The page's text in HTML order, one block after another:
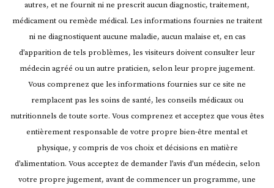
autres, et ne fournit ni ne prescrit aucun diagnostic, traitement,
médicament ou remède médical. Les informations fournies ne traitent
ni ne diagnostiquent aucune maladie, aucun malaise et, en cas
d’apparition de tels problèmes, les visiteurs doivent consulter leur
médecin agréé ou un autre praticien, selon leur propre jugement.
Vous comprenez que les informations fournies sur ce site ne
remplacent pas les soins de santé, les conseils médicaux ou
nutritionnels de toute sorte. Vous comprenez et acceptez que vous êtes
entièrement responsable de votre propre bien-être mental et
physique, y compris de vos choix et décisions en matière
d’alimentation. Vous acceptez de demander l’avis d’un médecin, selon
votre propre jugement, avant de commencer un programme, une